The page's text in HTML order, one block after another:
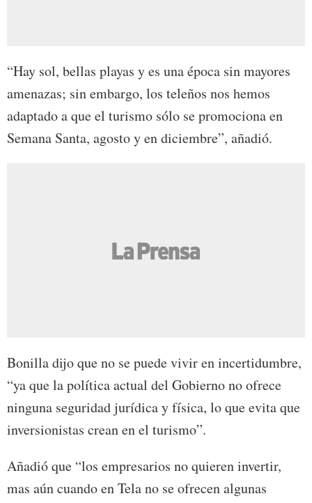
“Hay sol, bellas playas y es una época sin mayores
amenazas; sin embargo, los teleños nos hemos
adaptado a que el turismo sólo se promociona en
Semana Santa, agosto y en diciembre”, añadió.
Bonilla dijo que no se puede vivir en incertidumbre,
“ya que la política actual del Gobierno no ofrece
ninguna seguridad jurídica y física, lo que evita que
inversionistas crean en el turismo”.
Añadió que “los empresarios no quieren invertir,
mas aún cuando en Tela no se ofrecen algunas